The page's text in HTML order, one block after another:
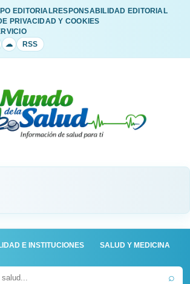
EDITORIALRESPONSABILIDAD EDITORIAL
PRIVACIDAD Y COOKIES
☁ RSS
E INSTITUCIONES SALUD Y MEDICINA
⌕